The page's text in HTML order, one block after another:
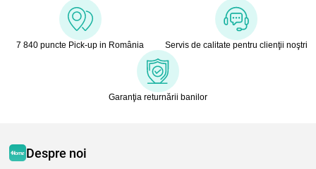
7 840 puncte Pick-up in România Servis de calitate pentru clienţii noştri
Garanţia returnării banilor
Despre noi